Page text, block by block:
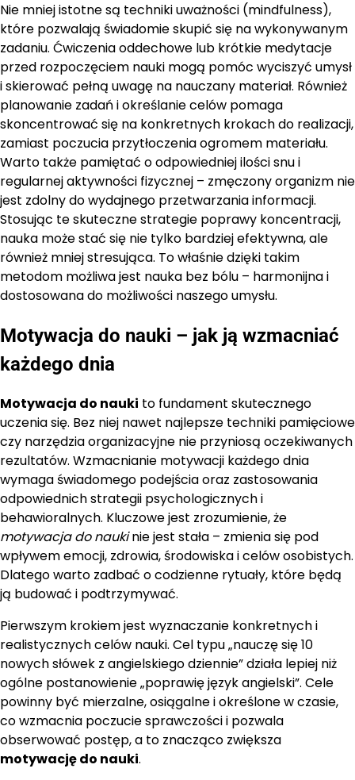
Nie mniej istotne są techniki uważności (mindfulness),
które pozwalają świadomie skupić się na wykonywanym
zadaniu. Ćwiczenia oddechowe lub krótkie medytacje
przed rozpoczęciem nauki mogą pomóc wyciszyć umysł
i skierować pełną uwagę na nauczany materiał. Również
planowanie zadań i określanie celów pomaga
skoncentrować się na konkretnych krokach do realizacji,
zamiast poczucia przytłoczenia ogromem materiału.
Warto także pamiętać o odpowiedniej ilości snu i
regularnej aktywności fizycznej – zmęczony organizm nie
jest zdolny do wydajnego przetwarzania informacji.
Stosując te skuteczne strategie poprawy koncentracji,
nauka może stać się nie tylko bardziej efektywna, ale
również mniej stresująca. To właśnie dzięki takim
metodom możliwa jest nauka bez bólu – harmonijna i
dostosowana do możliwości naszego umysłu.
Motywacja do nauki – jak ją wzmacniać
każdego dnia
Motywacja do nauki to fundament skutecznego
uczenia się. Bez niej nawet najlepsze techniki pamięciowe
czy narzędzia organizacyjne nie przyniosą oczekiwanych
rezultatów. Wzmacnianie motywacji każdego dnia
wymaga świadomego podejścia oraz zastosowania
odpowiednich strategii psychologicznych i
behawioralnych. Kluczowe jest zrozumienie, że
motywacja do naukinie jest stała – zmienia się pod
wpływem emocji, zdrowia, środowiska i celów osobistych.
Dlatego warto zadbać o codzienne rytuały, które będą
ją budować i podtrzymywać.
Pierwszym krokiem jest wyznaczanie konkretnych i
realistycznych celów nauki. Cel typu „nauczę się 10
nowych słówek z angielskiego dziennie” działa lepiej niż
ogólne postanowienie „poprawię język angielski”. Cele
powinny być mierzalne, osiągalne i określone w czasie,
co wzmacnia poczucie sprawczości i pozwala
obserwować postęp, a to znacząco zwiększa
motywację do nauki.